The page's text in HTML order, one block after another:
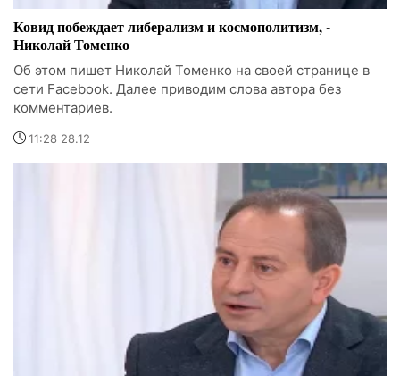
Ковид побеждает либерализм и космополитизм, -
Николай Томенко
Об этом пишет Николай Томенко на своей странице в
сети Facebook. Далее приводим слова автора без
комментариев.
11:28 28.12